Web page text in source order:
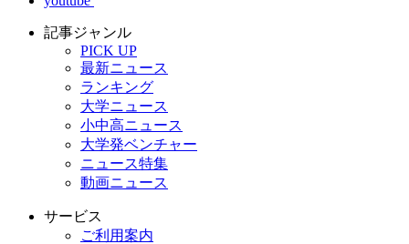
記事ジャンル
PICK UP
最新ニュース
ランキング
大学ニュース
小中高ニュース
大学発ベンチャー
ニュース特集
動画ニュース
サービス
ご利用案内